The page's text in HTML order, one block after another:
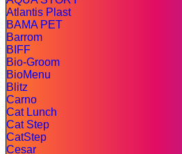
Atlantis Plast
BAMA PET
Barrom
BIFF
Bio-Groom
BioMenu
Blitz
Carno
Cat Lunch
Cat Step
CatStep
Cesar